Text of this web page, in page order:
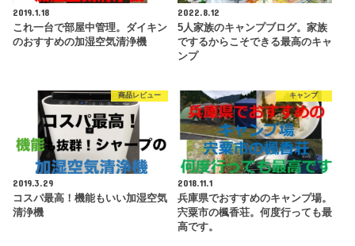
2019.1.18
これ一台で部屋中管理。ダイキン
のおすすめの加湿空気清浄機
2022.8.12
5人家族のキャンプブログ。家族
でするからこそできる最高のキャ
ンプ
商品レビュー
2019.3.29
コスパ最高！機能もいい加湿空気
清浄機
キャンプ
2018.11.1
兵庫県でおすすめのキャンプ場。
宍粟市の楓香荘。何度行っても最
高です。